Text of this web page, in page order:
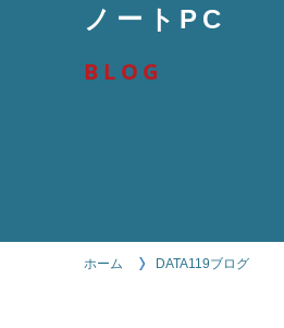
ノートPC
BLOG
ホーム DATA119ブログ